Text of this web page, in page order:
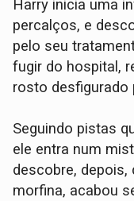
Harry inicia uma
percalços, e
pelo seu
fugir do hospital,
rosto desfigurado
Seguindo pistas
ele entra num
descobre, depois,
morfina, acabou